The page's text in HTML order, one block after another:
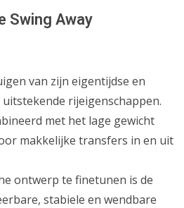
Swing Away
van zijn eigentijdse en
rijeigenschappen.
met het lage gewicht
makkelijke transfers in en uit
ontwerp te finetunen is de
stabiele en wendbare